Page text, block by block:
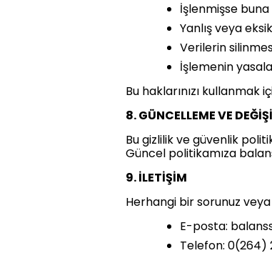
İşlenmişse
Yanlış veya
Verilerin
İşlemenin
Bu haklarınızı kullanmak
8. GÜNCELLEME VE
Bu gizlilik ve güvenlik
Güncel politikamıza
9. İLETİŞİM
Herhangi bir sorunuz
E-posta:
Telefon: 0(264)